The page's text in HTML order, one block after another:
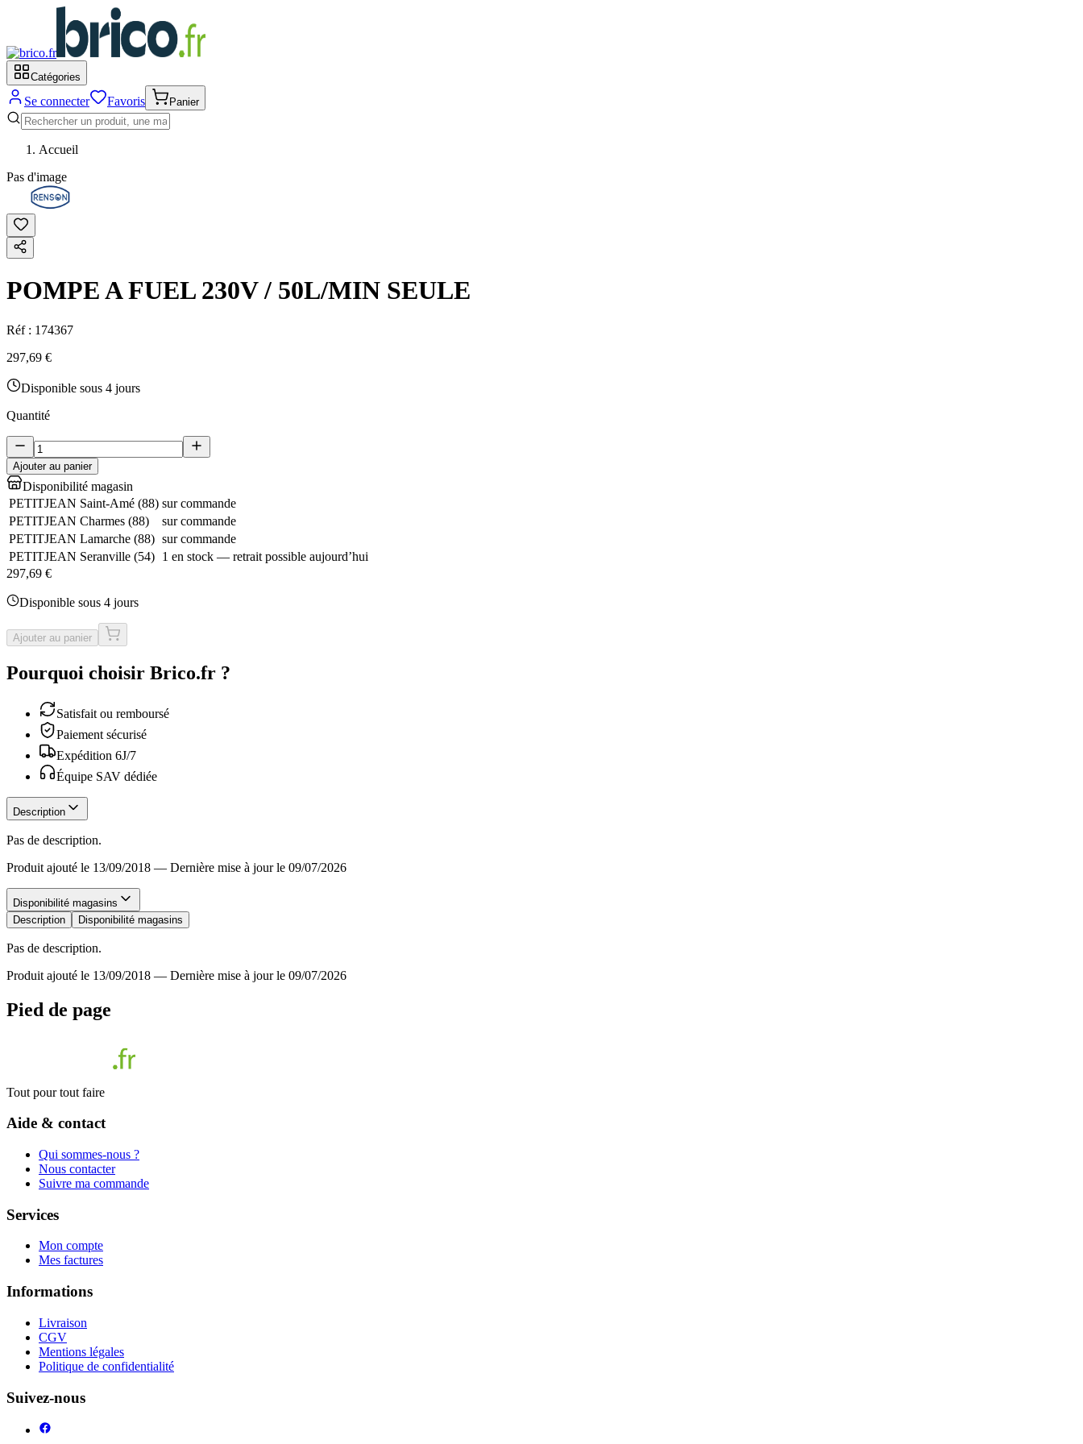
Catégories
Se connecter Favoris Panier
Accueil
Pas d'image
POMPE A FUEL 230V / 50L/MIN SEULE
Réf : 174367
297,69 €
Disponible sous 4 jours
Quantité
Ajouter au panier
Disponibilité magasin
PETITJEAN Saint-Amé (88) sur commande
PETITJEAN Charmes (88)
sur commande
PETITJEAN Lamarche (88) sur commande
PETITJEAN Seranville (54) 1 en stock — retrait possible aujourd’hui
297,69 €
Disponible sous 4 jours
Ajouter au panier
Pourquoi choisir Brico.fr ?
Satisfait ou remboursé
Paiement sécurisé
Expédition 6J/7
Équipe SAV dédiée
Description
Pas de description.
Produit ajouté le 13/09/2018 — Dernière mise à jour le 09/07/2026
Disponibilité magasins
Description
Disponibilité magasins
Pas de description.
Produit ajouté le 13/09/2018 — Dernière mise à jour le 09/07/2026
Pied de page
Tout pour tout faire
Aide & contact
Qui sommes-nous ?
Nous contacter
Suivre ma commande
Services
Mon compte
Mes factures
Informations
Livraison
CGV
Mentions légales
Politique de confidentialité
Suivez-nous